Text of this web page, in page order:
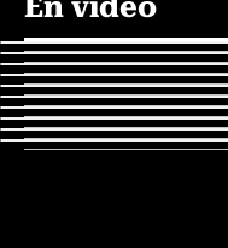
En video